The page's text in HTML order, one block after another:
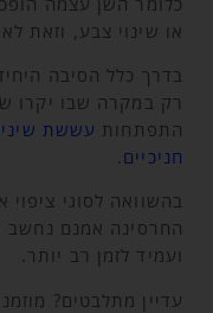
או שינוי צבע, וזאת
בדרך כלל הסיבה
רק במקרה שבו יקרו
התפתחות עששת
חניכיים
בהשוואה לסוגי ציפוי
החרסינה אמנם נחשב
ועמיד לזמן רב יותר.
עדיין מתלבטים?